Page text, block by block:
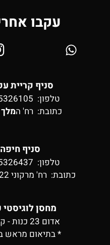
עקבו
סניף קריית
טלפון: 054-5326105
כתובת: רח' המלך
סניף חיפה
טלפון: 054-5326437
כתובת: רח' מרקוני 22 צ'ק פוסט
מחסן לוגיסטי
אדום 23 כנות - קומה 2
* בתיאום מראש